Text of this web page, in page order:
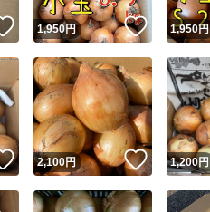
いいね！
1,950円 いいね！
1,950円
いいね！
2,100円 いいね！
1,200円